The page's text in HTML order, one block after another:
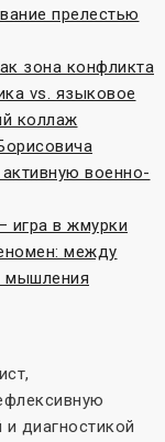
прелестью
зона конфликта
vs. языковое
коллаж
военно-
игра в жмурки
между
мышления
диагностикой